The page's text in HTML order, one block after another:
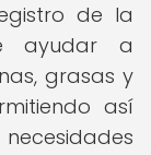
de la
ayudar a
grasas y
así